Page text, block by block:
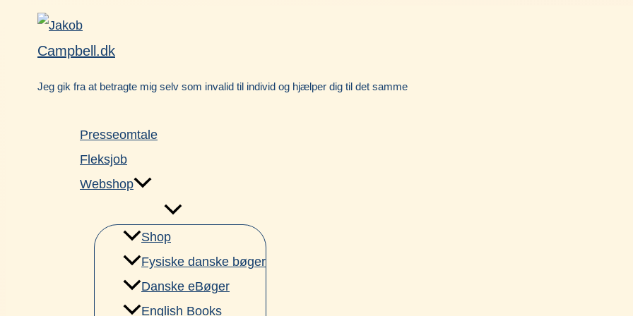
Campbell.dk
Jeg gik fra at betragte mig selv som invalid til individ og hjælper dig til det samme
Presseomtale
Fleksjob
Webshop
Shop
Fysiske danske bøger
Danske eBøger
English Books